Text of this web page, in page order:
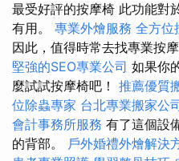
最受好評的按摩椅 此功能對
有用。 專業外燴服務 全方位
因此，值得時常去找專業按
堅強的SEO專業公司 如果你
麼試試按摩椅吧！ 推薦優質
位除蟲專家 台北專業搬家公
會計事務所服務 有了這個設
的背部。 戶外婚禮外燴解決